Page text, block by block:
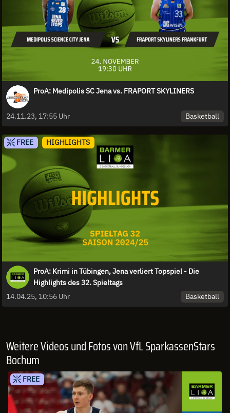
ProA: Medipolis SC Jena vs. FRAPORT SKYLINERS
24.11.23, 17:55 Uhr Basketball
FREE HIGHLIGHTS
ProA: Krimi in Tübingen, Jena verliert Topspiel - Die
Highlights des 32. Spieltags
14.04.25, 10:56 Uhr
Basketball
Weitere Videos und Fotos von VfL SparkassenStars
Bochum
FREE